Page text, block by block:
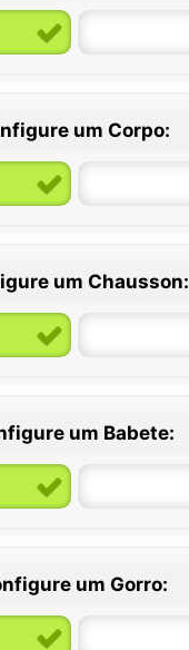
um Corpo:
6 / 12 meses
um Chausson:
um Babete:
um Gorro: